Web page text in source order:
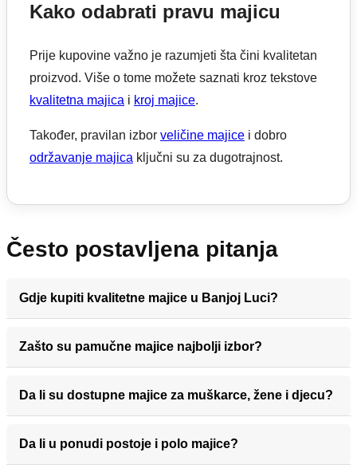
Kako odabrati pravu majicu
Prije kupovine važno je razumjeti šta čini kvalitetan
proizvod. Više o tome možete saznati kroz tekstove
kvalitetna majica i kroj majice.
Također, pravilan izbor veličine majice i dobro
održavanje majica ključni su za dugotrajnost.
Često postavljena pitanja
Gdje kupiti kvalitetne majice u Banjoj Luci?
Zašto su pamučne majice najbolji izbor?
Da li su dostupne majice za muškarce, žene i djecu?
Da li u ponudi postoje i polo majice?